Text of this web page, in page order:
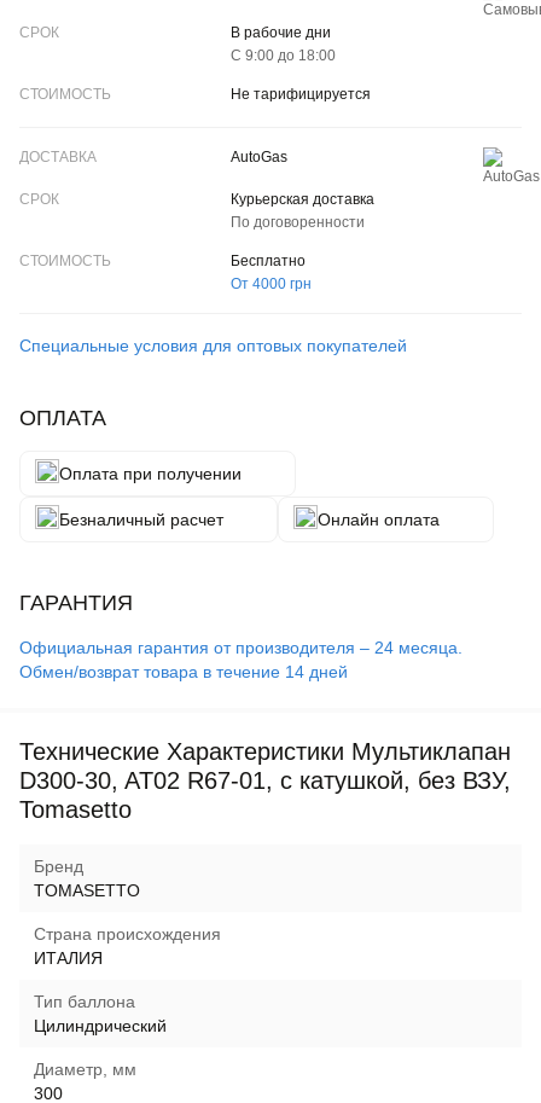
В рабочие дни
С 9:00 до 18:00
Не тарифицируется
AutoGas
Курьерская доставка
По договоренности
Бесплатно
От 4000 грн
Специальные условия для оптовых покупателей
ОПЛАТА
Оплата при получении
Безналичный расчет Онлайн оплата
ГАРАНТИЯ
Официальная гарантия от производителя – 24 месяца.
Обмен/возврат товара в течение 14 дней
Технические Характеристики Мультиклапан
D300-30, AT02 R67-01, с катушкой, без ВЗУ,
Tomasetto
Бренд
TOMASETTO
Страна происхождения
ИТАЛИЯ
Тип баллона
Цилиндрический
Диаметр, мм
300